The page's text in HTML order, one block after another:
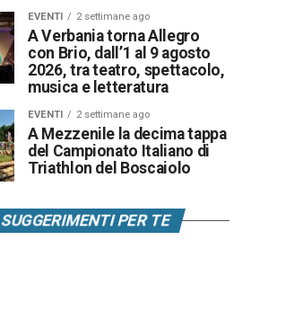
EVENTI 2 settimane ago
A Verbania torna Allegro
con Brio, dall’1 al 9 agosto
2026, tra teatro, spettacolo,
musica e letteratura
EVENTI 2 settimane ago
A Mezzenile la decima tappa
del Campionato Italiano di
Triathlon del Boscaiolo
SUGGERIMENTI PER TE